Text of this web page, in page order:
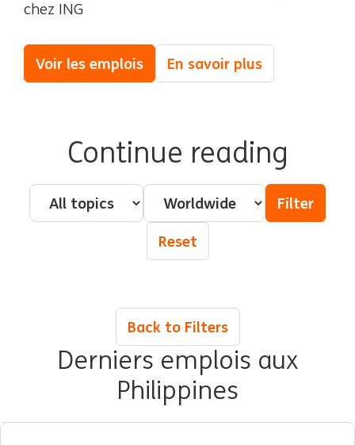
chez ING
Voir les emplois En savoir plus
Continue reading
Pillar - Topic Country
Filter
Reset
Back to Filters
Derniers emplois aux
Philippines